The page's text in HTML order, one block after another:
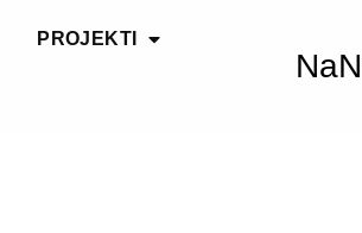
PROJEKTI